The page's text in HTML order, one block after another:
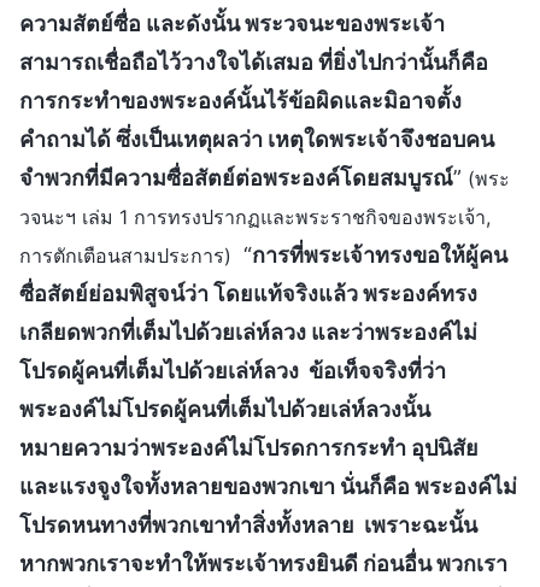
ความสัตย์ซื่อ และดังนั้น พระวจนะของพระเจ้า
สามารถเชื่อถือไว้วางใจได้เสมอ ที่ยิ่งไปกว่านั้นก็คือ
การกระทำของพระองค์นั้นไร้ข้อผิดและมิอาจตั้ง
คำถามได้ ซึ่งเป็นเหตุผลว่า เหตุใดพระเจ้าจึงชอบคน
จำพวกที่มีความซื่อสัตย์ต่อพระองค์โดยสมบูรณ์” (พระ
วจนะฯ เล่ม 1 การทรงปรากฏและพระราชกิจของพระเจ้า,
การตักเตือนสามประการ) “การที่พระเจ้าทรงขอให้ผู้คน
ซื่อสัตย์ย่อมพิสูจน์ว่า โดยแท้จริงแล้ว พระองค์ทรง
เกลียดพวกที่เต็มไปด้วยเล่ห์ลวง และว่าพระองค์ไม่
โปรดผู้คนที่เต็มไปด้วยเล่ห์ลวง ข้อเท็จจริงที่ว่า
พระองค์ไม่โปรดผู้คนที่เต็มไปด้วยเล่ห์ลวงนั้น
หมายความว่าพระองค์ไม่โปรดการกระทำ อุปนิสัย
และแรงจูงใจทั้งหลายของพวกเขา นั่นก็คือ พระองค์ไม่
โปรดหนทางที่พวกเขาทำสิ่งทั้งหลาย เพราะฉะนั้น
หากพวกเราจะทำให้พระเจ้าทรงยินดี ก่อนอื่น พวกเรา